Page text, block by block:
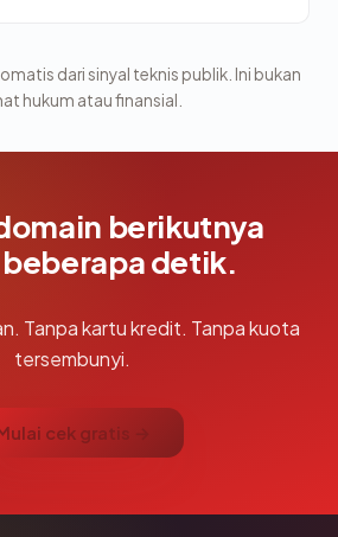
dari sinyal teknis publik. Ini bukan
hukum atau finansial.
berikutnya
detik.
Tanpa kartu kredit. Tanpa kuota
tersembunyi.
cek gratis →